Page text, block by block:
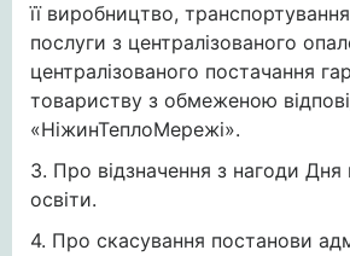
її виробництво,
послуги з централізованого
централізованого постачання
товариству з обмеженою
«НіжинТеплоМережі».
3. Про відзначення з нагоди Дня
освіти.
4. Про скасування постанови